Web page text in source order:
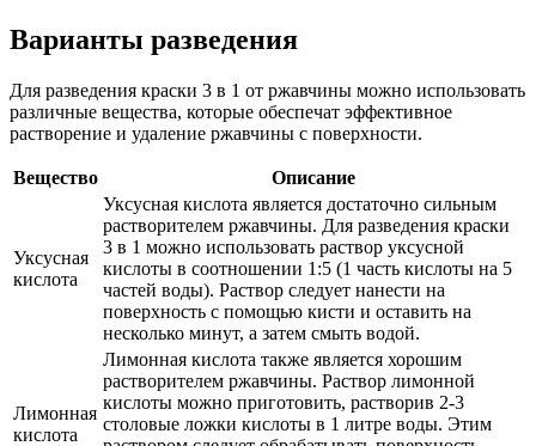
Варианты разведения
Для разведения краски 3 в 1 от ржавчины можно использовать
различные вещества, которые обеспечат эффективное
растворение и удаление ржавчины с поверхности.
Вещество Описание
Уксусная
кислота
Уксусная кислота является достаточно сильным
растворителем ржавчины. Для разведения краски
3 в 1 можно использовать раствор уксусной
кислоты в соотношении 1:5 (1 часть кислоты на 5
частей воды). Раствор следует нанести на
поверхность с помощью кисти и оставить на
несколько минут, а затем смыть водой.
Лимонная
кислота
Лимонная кислота также является хорошим
растворителем ржавчины. Раствор лимонной
кислоты можно приготовить, растворив 2-3
столовые ложки кислоты в 1 литре воды. Этим